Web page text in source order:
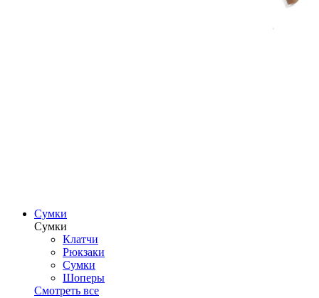
Сумки
Сумки
Клатчи
Рюкзаки
Сумки
Шоперы
Смотреть все